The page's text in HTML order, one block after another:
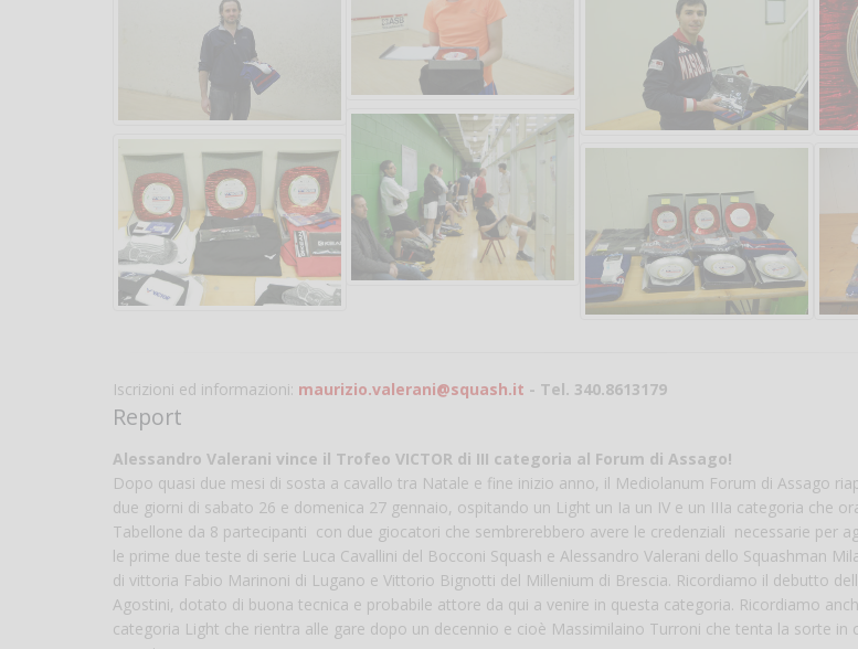
Iscrizioni ed informazioni: maurizio.valerani@squash.it - Tel. 340.8613179
Report
Alessandro Valerani vince il Trofeo VICTOR di III categoria al Forum di Assago!
Dopo quasi due mesi di sosta a cavallo tra Natale e fine inizio anno, il Mediolanum Forum di Assago
due giorni di sabato 26 e domenica 27 gennaio, ospitando un Light un Ia un IV e un IIIa categoria che
Tabellone da 8 partecipanti con due giocatori che sembrerebbero avere le credenziali necessarie per
le prime due teste di serie Luca Cavallini del Bocconi Squash e Alessandro Valerani dello Squashman
di vittoria Fabio Marinoni di Lugano e Vittorio Bignotti del Millenium di Brescia. Ricordiamo il debutto
Agostini, dotato di buona tecnica e probabile attore da qui a venire in questa categoria. Ricordiamo
categoria Light che rientra alle gare dopo un decennio e cioè Massimilaino Turroni che tenta la sorte in